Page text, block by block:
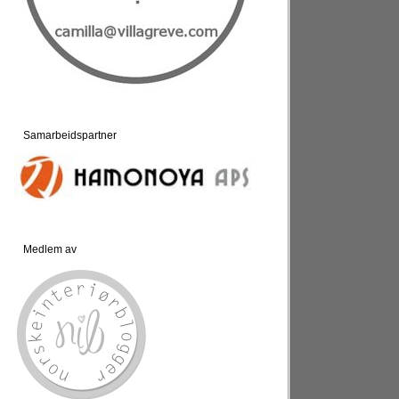
Samarbeidspartner
Medlem av